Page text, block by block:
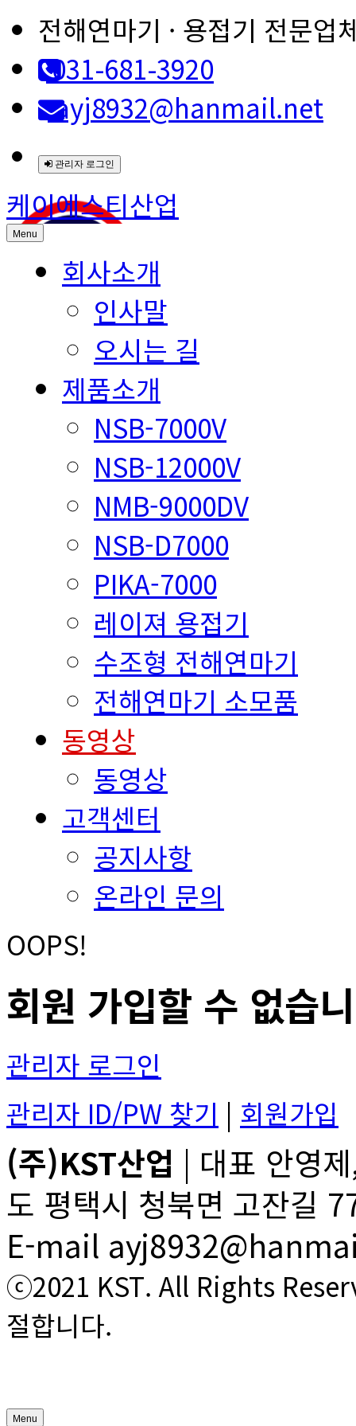
전해연마기 · 용접기 전문업
031-681-3920
ayj8932@hanmail.net
관리자 로그인
케이에스티산업
Menu
회사소개
인사말
오시는 길
제품소개
NSB-7000V
NSB-12000V
NMB-9000DV
NSB-D7000
PIKA-7000
레이져 용접기
수조형 전해연마기
전해연마기 소모품
동영상
동영상
고객센터
공지사항
온라인 문의
OOPS!
회원 가입할 수 없습
관리자 로그인
관리자 ID/PW 찾기 | 회원가입
(주)KST산업 | 대표 안영
도 평택시 청북면 고잔길
E-mail
ⓒ2021 KST. All Rights
절합니다.
Menu